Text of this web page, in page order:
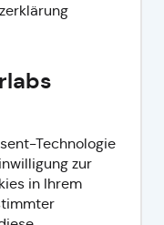
Technologie
zur
in Ihrem